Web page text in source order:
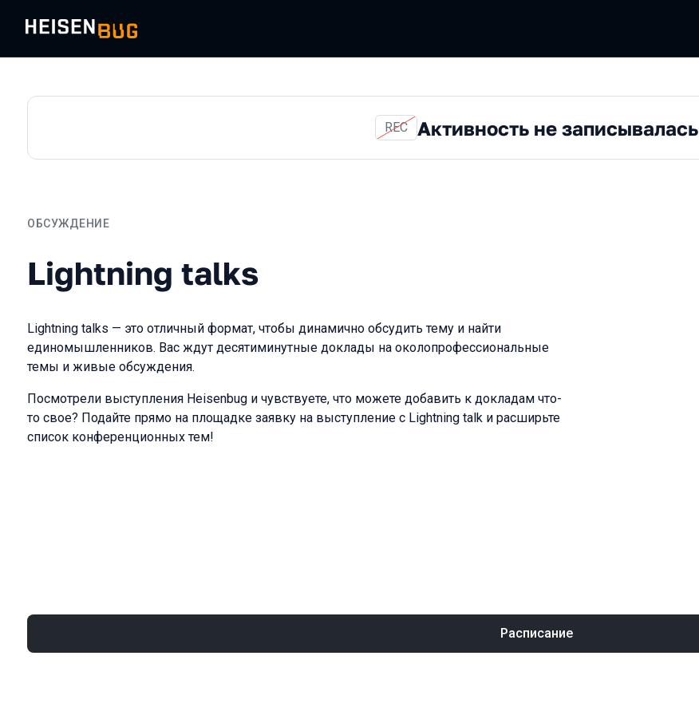
REC Активность не записывалась
ОБСУЖДЕНИЕ
Lightning talks
Lightning talks
Lightning talks — это отличный формат, чтобы динамично обсудить тему и найти
единомышленников. Вас ждут десятиминутные доклады на околопрофессиональные
темы и живые обсуждения.
Посмотрели выступления Heisenbug и чувствуете, что можете добавить к докладам что-
то свое? Подайте прямо на площадке заявку на выступление с Lightning talk и расширьте
список конференционных тем!
Расписание